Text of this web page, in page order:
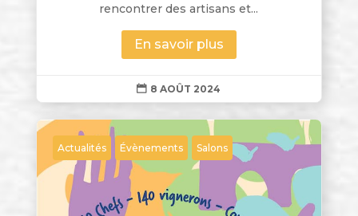
rencontrer des artisans et...
En savoir plus
 8 AOÛT 2024
Actualités Évènements Salons